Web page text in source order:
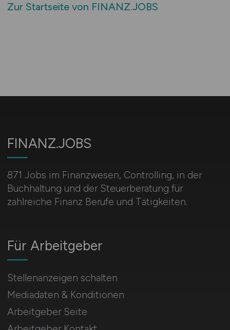
Zur Startseite von FINANZ.JOBS
FINANZ.JOBS
871 Jobs im Finanzwesen, Controlling, in der
Buchhaltung und der Steuerberatung für
zahlreiche Finanz Berufe und Tätigkeiten.
Für Arbeitgeber
Stellenanzeigen schalten
Mediadaten & Konditionen
Arbeitgeber Seite